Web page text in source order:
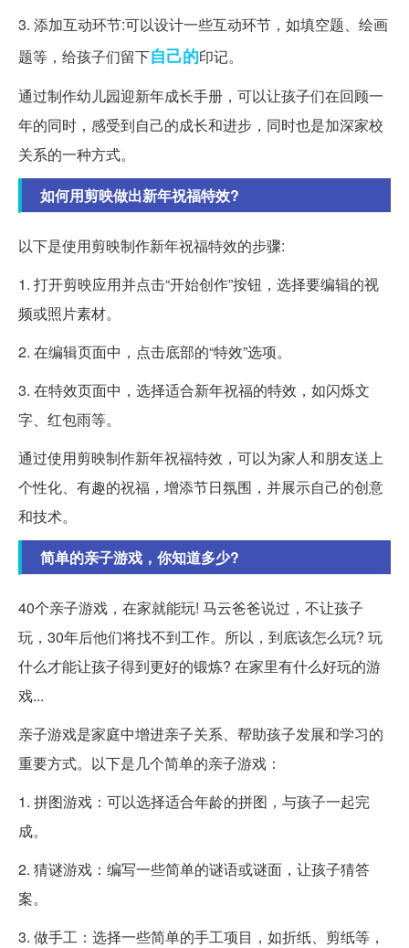
3. 添加互动环节:可以设计一些互动环节，如填空题、绘画
题等，给孩子们留下自己的印记。
通过制作幼儿园迎新年成长手册，可以让孩子们在回顾一
年的同时，感受到自己的成长和进步，同时也是加深家校
关系的一种方式。
如何用剪映做出新年祝福特效?
以下是使用剪映制作新年祝福特效的步骤:
1. 打开剪映应用并点击“开始创作”按钮，选择要编辑的视
频或照片素材。
2. 在编辑页面中，点击底部的“特效”选项。
3. 在特效页面中，选择适合新年祝福的特效，如闪烁文
字、红包雨等。
通过使用剪映制作新年祝福特效，可以为家人和朋友送上
个性化、有趣的祝福，增添节日氛围，并展示自己的创意
和技术。
简单的亲子游戏，你知道多少?
40个亲子游戏，在家就能玩! 马云爸爸说过，不让孩子
玩，30年后他们将找不到工作。所以，到底该怎么玩? 玩
什么才能让孩子得到更好的锻炼? 在家里有什么好玩的游
戏...
亲子游戏是家庭中增进亲子关系、帮助孩子发展和学习的
重要方式。以下是几个简单的亲子游戏：
1. 拼图游戏：可以选择适合年龄的拼图，与孩子一起完
成。
2. 猜谜游戏：编写一些简单的谜语或谜面，让孩子猜答
案。
3. 做手工：选择一些简单的手工项目，如折纸、剪纸等，